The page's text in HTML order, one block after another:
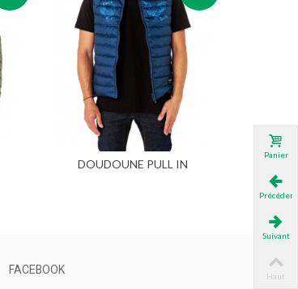
DOUDOUNE PULL IN
FACEBOOK
Panier
Précédent
Suivant
Haut